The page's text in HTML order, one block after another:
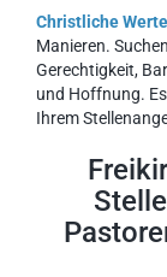
Christliche Werte
Manieren.
Gerechtigkeit,
und Hoffnung.
Ihrem